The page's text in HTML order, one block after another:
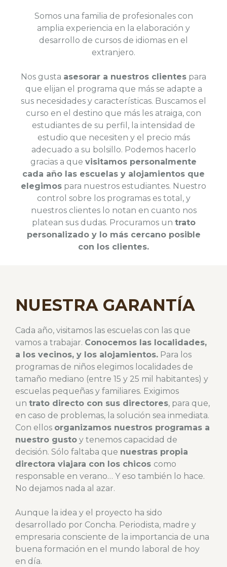
Somos una familia de profesionales con
amplia experiencia en la elaboración y
desarrollo de cursos de idiomas en el
extranjero.
Nos gusta asesorar a nuestros clientes para
que elijan el programa que más se adapte a
sus necesidades y características. Buscamos el
curso en el destino que más les atraiga, con
estudiantes de su perfil, la intensidad de
estudio que necesiten y el precio más
adecuado a su bolsillo. Podemos hacerlo
gracias a que visitamos personalmente
cada año las escuelas y alojamientos que
elegimos para nuestros estudiantes. Nuestro
control sobre los programas es total, y
nuestros clientes lo notan en cuanto nos
platean sus dudas. Procuramos un trato
personalizado y lo más cercano posible
con los clientes.
NUESTRA GARANTÍA
Cada año, visitamos las escuelas con las que
vamos a trabajar. Conocemos las localidades,
a los vecinos, y los alojamientos. Para los
programas de niños elegimos localidades de
tamaño mediano (entre 15 y 25 mil habitantes) y
escuelas pequeñas y familiares. Exigimos
un trato directo con sus directores, para que,
en caso de problemas, la solución sea inmediata.
Con ellos organizamos nuestros programas a
nuestro gusto y tenemos capacidad de
decisión. Sólo faltaba que nuestras propia
directora viajara con los chicos como
responsable en verano… Y eso también lo hace.
No dejamos nada al azar.
Aunque la idea y el proyecto ha sido
desarrollado por Concha. Periodista, madre y
empresaria consciente de la importancia de una
buena formación en el mundo laboral de hoy
en día.